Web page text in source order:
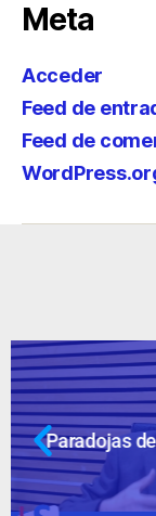
Meta
Acceder
Feed de
Feed de